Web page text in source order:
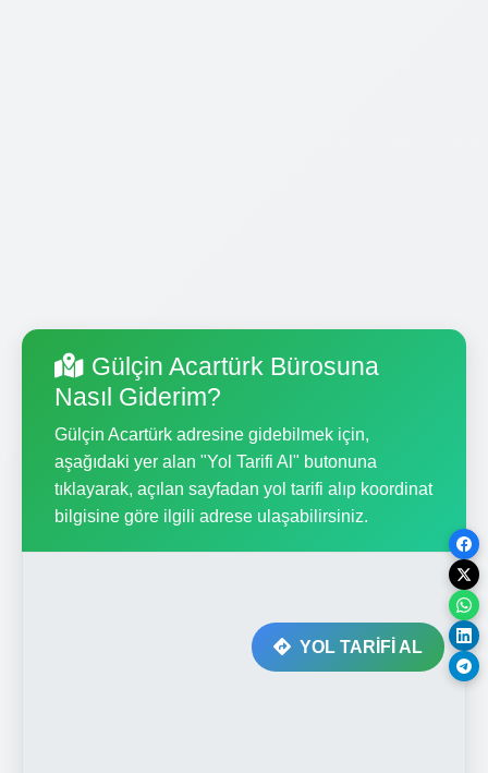
Gülçin Acartürk Bürosuna
Nasıl Giderim?
Gülçin Acartürk adresine gidebilmek için,
aşağıdaki yer alan "Yol Tarifi Al" butonuna
tıklayarak, açılan sayfadan yol tarifi alıp koordinat
bilgisine göre ilgili adrese ulaşabilirsiniz.
YOL TARİFİ AL